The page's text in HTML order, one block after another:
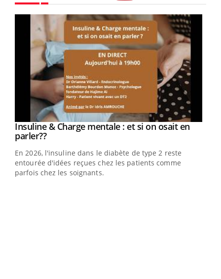
Youtube
Insuline & Charge mentale : et si on osait en
parler??Youtube
En 2026, l'insuline dans le diabète de type 2 reste
entourée d'idées reçues chez les patients comme
parfois chez les soignants.